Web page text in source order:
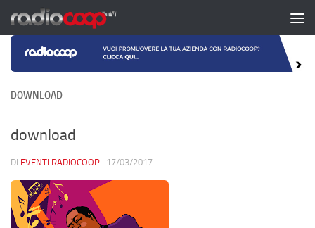
Salta al contenuto
DOWNLOAD
download
DI EVENTI RADIOCOOP · 17/03/2017